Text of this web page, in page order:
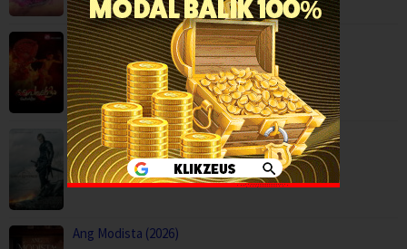
Paithalattam (2026)
Crime,Movies,Thriller,
Son of Revenge – The Story of Kalevala (…
Action,Drama,Movies,Finland
Ang Modista (2026)